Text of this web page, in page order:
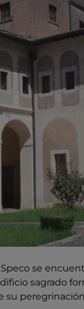
se
sagrado